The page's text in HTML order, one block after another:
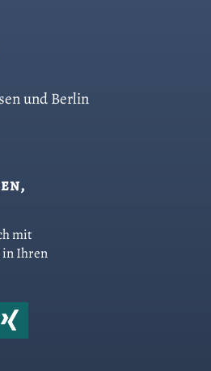
und Berlin
mit
in Ihren